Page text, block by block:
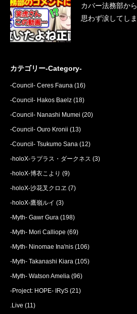
カバー法務部か
思わず涙してし
カテゴリー-Category-
-Council- Ceres Fauna (16)
-Council- Hakos Baelz (18)
-Council- Nanashi Mumei (20)
-Council- Ouro Kronii (13)
-Council- Tsukumo Sana (12)
-holoX-ラプラス・ダークネス (3)
-holoX-博衣こより (9)
-holoX-沙花叉クロヱ (7)
-holoX-鷹嶺ルイ (3)
-Myth- Gawr Gura (198)
-Myth- Mori Calliope (69)
-Myth- Ninomae Ina'nis (106)
-Myth- Takanashi Kiara (105)
-Myth- Watson Amelia (96)
-Project: HOPE- IRyS (21)
.Live (11)